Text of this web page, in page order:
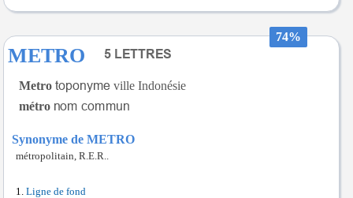
74%
METRO
Metro
ville Indonésie
métro
Synonyme de METRO
métropolitain, R.E.R..
Ligne de fond